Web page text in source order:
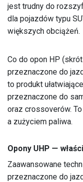
jest trudny do
dla pojazdów typu
większych obciążeń.
Co do opon HP
przeznaczone do
to produkt
przeznaczone do
oraz crossoverów.
a zużyciem paliwa.
Opony UHP —
Zaawansowane
przeznaczone do